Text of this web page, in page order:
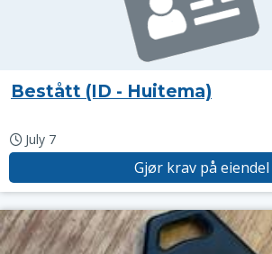
Bestått (ID - Huitema)
July 7
Gjør krav på eiendel